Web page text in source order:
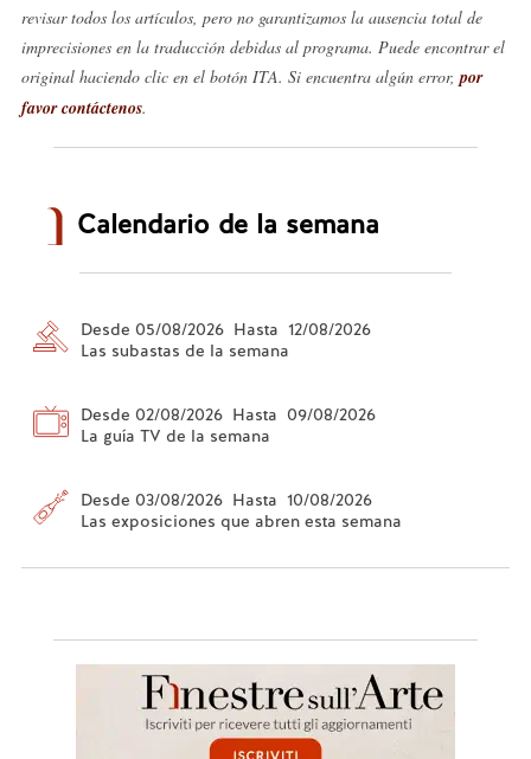
revisar todos los artículos, pero no garantizamos la ausencia total de
imprecisiones en la traducción debidas al programa. Puede encontrar el
original haciendo clic en el botón ITA. Si encuentra algún error,por
favor contáctenos.
Calendario de la semana
Desde 05/08/2026 Hasta 12/08/2026
Las subastas de la semana
Desde 02/08/2026 Hasta 09/08/2026
La guía TV de la semana
Desde 03/08/2026 Hasta 10/08/2026
Las exposiciones que abren esta semana